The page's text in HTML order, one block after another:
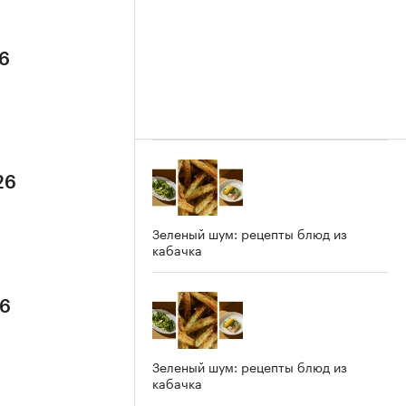
Зеленый шум: рецепты блюд из
кабачка
Зеленый шум: рецепты блюд из
кабачка